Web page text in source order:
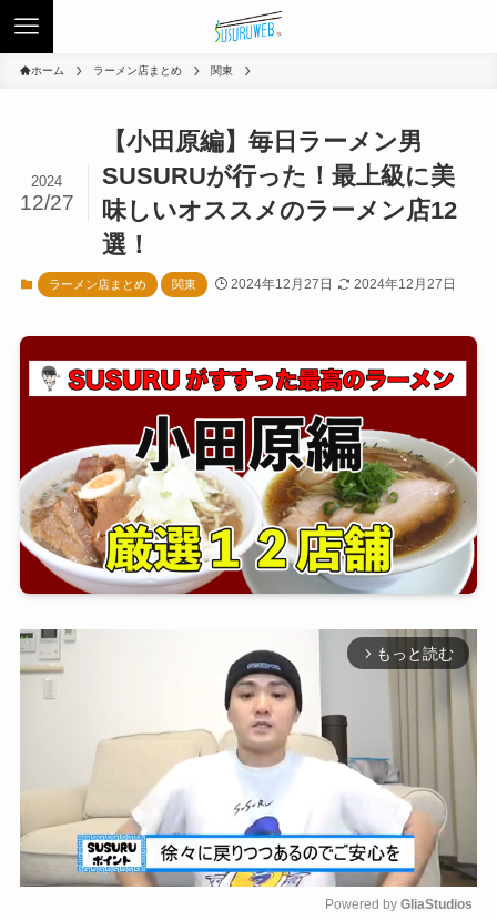
ホーム ラーメン店まとめ 関東
【小田原編】毎日ラーメン男
SUSURUが行った！最上級に美
味しいオススメのラーメン店12
選！
2024
12/27
ラーメン店まとめ 関東 2024年12月27日 2024年12月27日
arrow_forward_ios もっと読む
Powered by GliaStudios